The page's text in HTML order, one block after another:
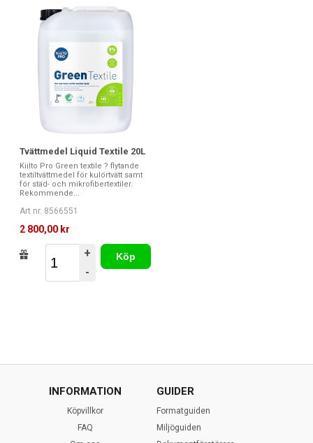
Tvättmedel Liquid Textile 20L
Kiilto Pro Green textile ? flytande
textiltvättmedel för kulörtvätt samt
för städ- och mikrofibertextiler.
Rekommende...
Art nr. 8566551
2 800,00 kr
+
-
Köp
INFORMATION
Köpvillkor
FAQ
GUIDER
Formatguiden
Miljöguiden